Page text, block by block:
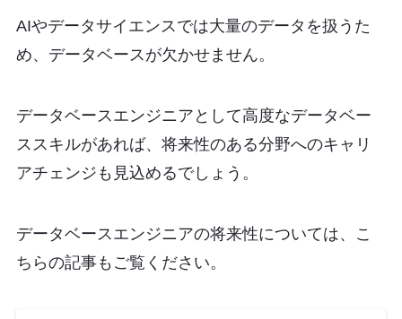
AIやデータサイエンスでは大量のデータを扱うた
め、データベースが欠かせません。
データベースエンジニアとして高度なデータベー
ススキルがあれば、将来性のある分野へのキャリ
アチェンジも見込めるでしょう。
データベースエンジニアの将来性については、こ
ちらの記事もご覧ください。